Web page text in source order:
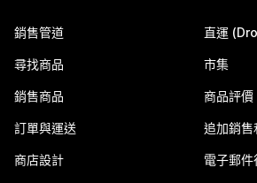
銷售管道
尋找商品
銷售商品
訂單與運送
商店設計
直運
市集
商品評價
追加銷售
電子郵件